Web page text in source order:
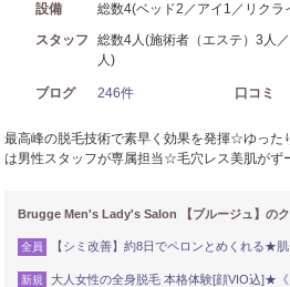
設備
総数4(ベッド2／アイ1／リクラ
スタッフ
総数4人(施術者（エステ）3人
人)
ブログ 246件 口コミ
最高峰の脱毛技術で素早く効果を発揮☆ゆった
は男性スタッフが専属担当☆毛穴レス美肌が
Brugge Men's Lady's Salon 【ブルージュ】の
全員 【シミ改善】約8日でペロンとめくれる★
新規 大人女性の全身脱毛 本格体験[顔VIO込]★